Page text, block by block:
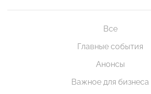
Все
Главные события
Анонсы
Важное для бизнеса